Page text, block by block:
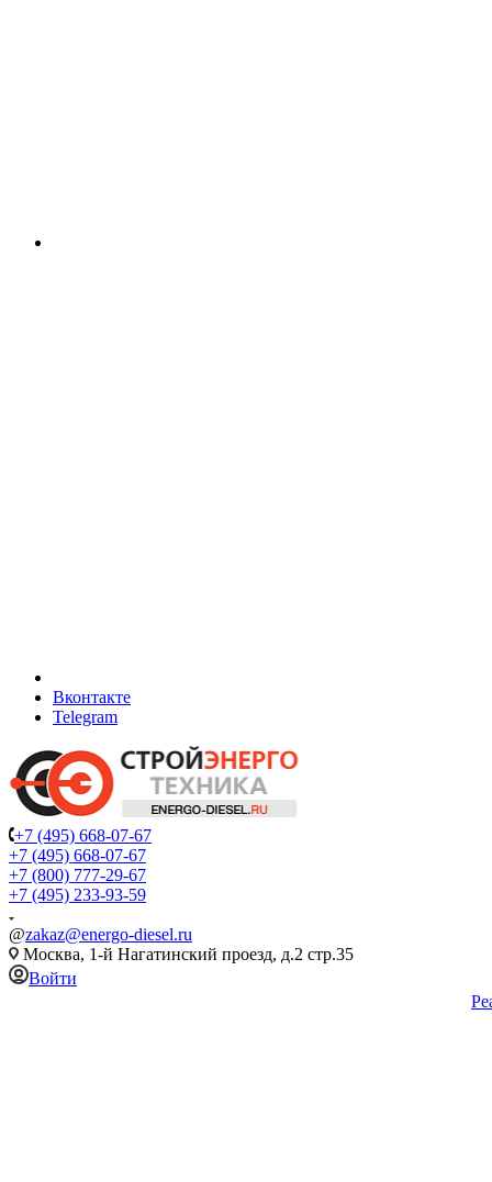
Вконтакте
Telegram
+7 (495) 668-07-67
+7 (495) 668-07-67
+7 (800) 777-29-67
+7 (495) 233-93-59
@zakaz@energo-diesel.ru
Москва, 1-й Нагатинский проезд, д.2 стр.35
Войти